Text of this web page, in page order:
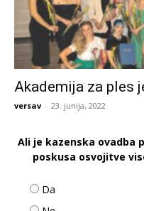
Akademija za ples
versav - 23. junija, 2022
Ali je kazenska ovadba
poskusa osvojitve
Da